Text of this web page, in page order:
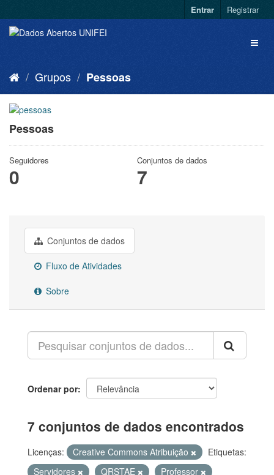
Entrar Registrar
Grupos Pessoas
Pessoas
Seguidores
0
Conjuntos de dados
7
Conjuntos de dados
Fluxo de Atividades
Sobre
Ordenar por
7 conjuntos de dados encontrados
Licenças: Creative Commons Atribuição
Etiquetas:
Servidores
QRSTAE
Professor